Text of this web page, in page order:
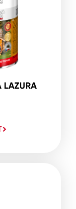
LAZURA